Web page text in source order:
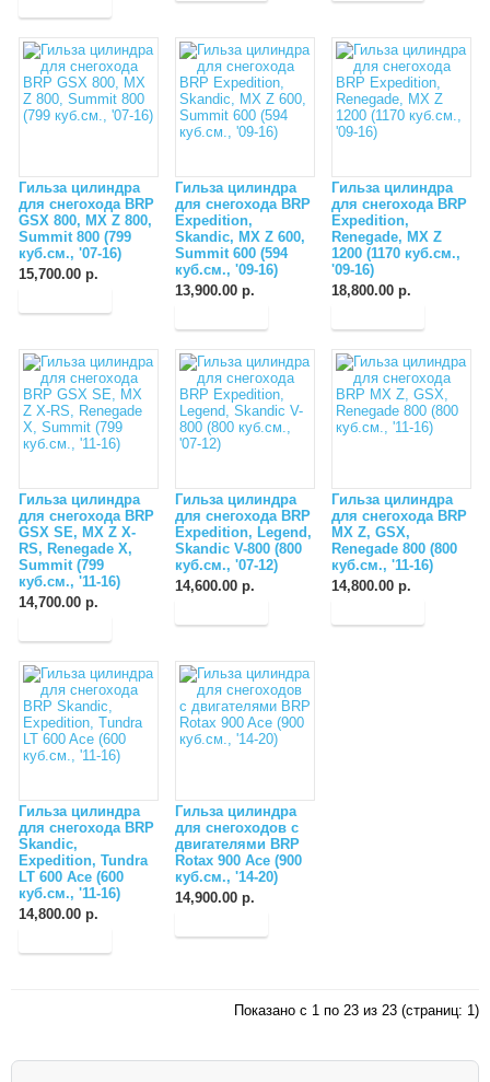
Гильза цилиндра
для снегохода BRP
GSX 800, MX Z 800,
Summit 800 (799
куб.см., '07-16)
15,700.00 р.
Гильза цилиндра
для снегохода BRP
Expedition,
Skandic, MX Z 600,
Summit 600 (594
куб.см., '09-16)
13,900.00 р.
Гильза цилиндра
для снегохода BRP
Expedition,
Renegade, MX Z
1200 (1170 куб.см.,
'09-16)
18,800.00 р.
Гильза цилиндра
для снегохода BRP
GSX SE, MX Z X-
RS, Renegade X,
Summit (799
куб.см., '11-16)
14,700.00 р.
Гильза цилиндра
для снегохода BRP
Expedition, Legend,
Skandic V-800 (800
куб.см., '07-12)
14,600.00 р.
Гильза цилиндра
для снегохода BRP
MX Z, GSX,
Renegade 800 (800
куб.см., '11-16)
14,800.00 р.
Гильза цилиндра
для снегохода BRP
Skandic,
Expedition, Tundra
LT 600 Ace (600
куб.см., '11-16)
14,800.00 р.
Гильза цилиндра
для снегоходов с
двигателями BRP
Rotax 900 Ace (900
куб.см., '14-20)
14,900.00 р.
Показано с 1 по 23 из 23 (страниц: 1)